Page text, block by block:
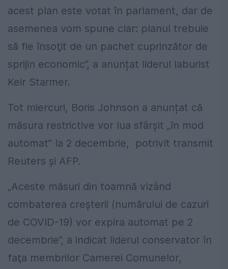
acest plan este votat în parlament, dar de
asemenea vom spune clar: planul trebuie
să fie însoţit de un pachet cuprinzător de
sprijin economic”, a anunțat liderul laburist
Keir Starmer.
Tot miercuri, Boris Johnson a anunțat că
măsura restrictive vor lua sfârşit „în mod
automat” la 2 decembrie, potrivit transmit
Reuters şi AFP.
„Aceste măsuri din toamnă vizând
combaterea creşterii (numărului de cazuri
de COVID-19) vor expira automat pe 2
decembrie”, a indicat liderul conservator în
faţa membrilor Camerei Comunelor,